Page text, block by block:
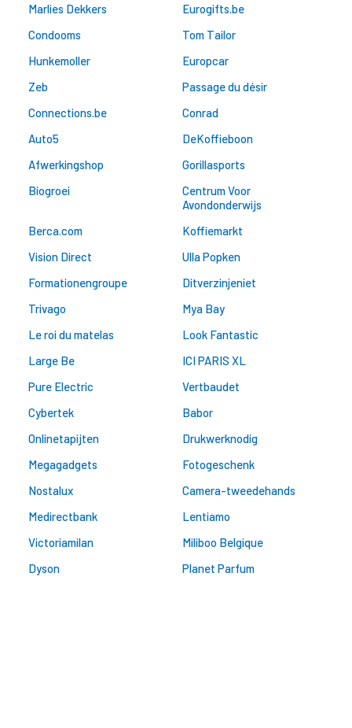
Marlies Dekkers
Eurogifts.be
Condooms
Tom Tailor
Hunkemoller
Europcar
Zeb
Passage du désir
Connections.be
Conrad
Auto5
DeKoffieboon
Afwerkingshop
Gorillasports
Biogroei
Centrum Voor
Avondonderwijs
Berca.com
Koffiemarkt
Vision Direct
Ulla Popken
Formationengroupe
Ditverzinjeniet
Trivago
Mya Bay
Le roi du matelas
Look Fantastic
Large Be
ICI PARIS XL
Pure Electric
Vertbaudet
Cybertek
Babor
Onlinetapijten
Drukwerknodig
Megagadgets
Fotogeschenk
Nostalux
Camera-tweedehands
Medirectbank
Lentiamo
Victoriamilan
Miliboo Belgique
Dyson
Planet Parfum